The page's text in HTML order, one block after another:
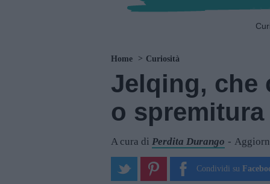
Home Curiosità
Jelqing, che
o
A cura di Perdita Durango
Condividi su